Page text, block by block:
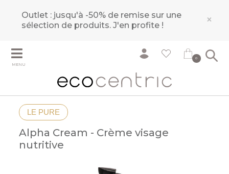
Outlet : jusqu'à -50% de remise sur une
sélection de produits.J'en profite ! ×
MENU
0
LE PURE
Alpha Cream - Crème visage
nutritive